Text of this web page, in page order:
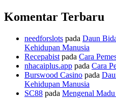
Komentar Terbaru
needforslots pada Daun
Kehidupan Manusia
Recepabist pada Cara
nhacaiplus.app pada Cara
Burswood Casino pada
Kehidupan Manusia
SC88 pada Mengenal